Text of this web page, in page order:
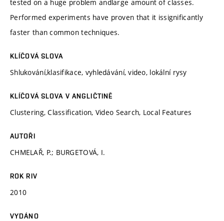
tested on a huge problem andlarge amount of classes.
Performed experiments have proven that it issignificantly
faster than common techniques.
KLÍČOVÁ SLOVA
Shlukování,klasifikace, vyhledávání, video, lokální rysy
KLÍČOVÁ SLOVA V ANGLIČTINĚ
Clustering, Classification, Video Search, Local Features
AUTOŘI
CHMELAŘ, P.; BURGETOVÁ, I.
ROK RIV
2010
VYDÁNO